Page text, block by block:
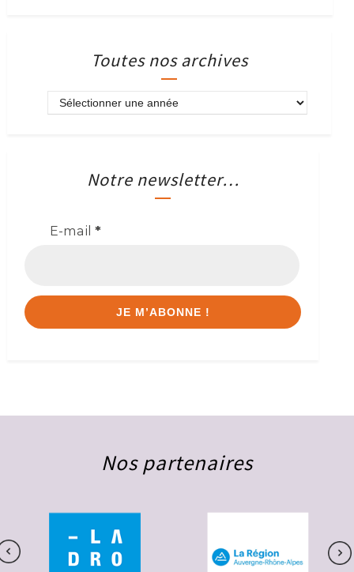
Toutes nos archives
Notre newsletter…
E-mail *
Nos partenaires